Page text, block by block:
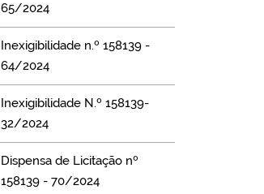
65/2024
Inexigibilidade n.º 158139 -
64/2024
Inexigibilidade N.º 158139-
32/2024
Dispensa de Licitação nº
158139 - 70/2024